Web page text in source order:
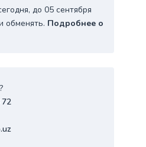
до 05 сентября
обменять. Подробнее о